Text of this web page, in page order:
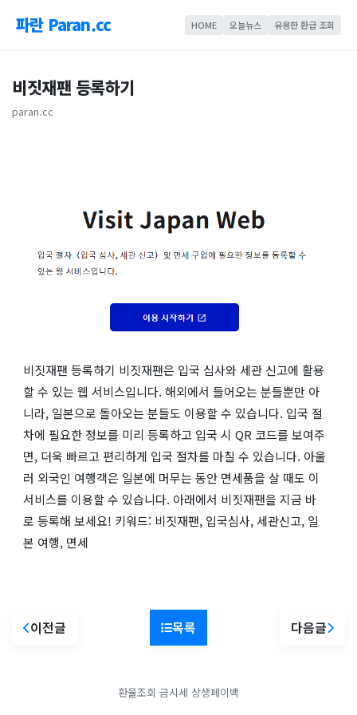
파란 Paran.cc HOME 오늘뉴스 유용한 환급 조회
비짓재팬 등록하기
paran.cc
비짓재팬 등록하기 비짓재팬은 입국 심사와 세관 신고에 활용
할 수 있는 웹 서비스입니다. 해외에서 들어오는 분들뿐만 아
니라, 일본으로 돌아오는 분들도 이용할 수 있습니다. 입국 절
차에 필요한 정보를 미리 등록하고 입국 시 QR 코드를 보여주
면, 더욱 빠르고 편리하게 입국 절차를 마칠 수 있습니다. 아울
러 외국인 여행객은 일본에 머무는 동안 면세품을 살 때도 이
서비스를 이용할 수 있습니다. 아래에서 비짓재팬을 지금 바
로 등록해 보세요! 키워드: 비짓재팬, 입국심사, 세관신고, 일
본 여행, 면세
이전글 목록 다음글
환율조회 금시세 상생페이백